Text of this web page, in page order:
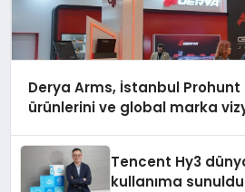
Derya Arms, İstanbul Prohunt
ürünlerini ve global marka
Tencent Hy3
kullanıma sunuldu